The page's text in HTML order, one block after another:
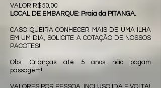
VALOR R$50,00
LOCAL DE EMBARQUE: Praia da PITANGA.
CASO QUEIRA CONHECER MAIS DE UMA ILHA
EM UM DIA, SOLICITE A COTAÇÃO DE NOSSOS
PACOTES!
Obs: Crianças até 5 anos não pagam
passagem!
VALORES POR PESSOA, INCLUSO IDA E VOLTA!